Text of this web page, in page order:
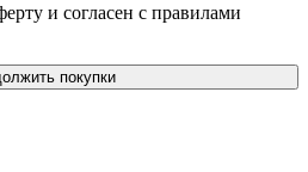
и согласен с правилами
покупки